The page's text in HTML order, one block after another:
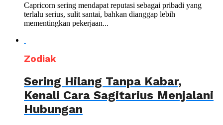
Capricorn sering mendapat reputasi sebagai pribadi yang
terlalu serius, sulit santai, bahkan dianggap lebih
mementingkan pekerjaan...
Zodiak
Sering Hilang Tanpa Kabar,
Kenali Cara Sagitarius Menjalani
Hubungan